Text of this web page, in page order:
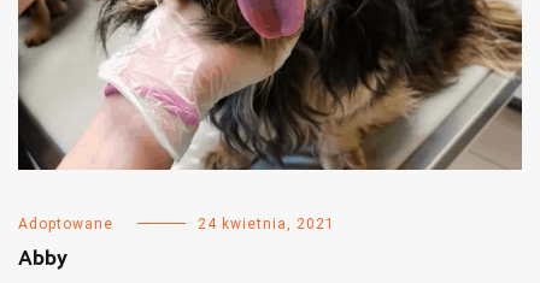
Adoptowane 24 kwietnia, 2021
Abby